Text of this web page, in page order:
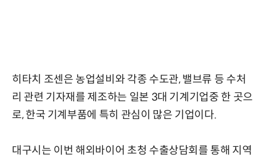
히타치 조센은 농업설비와 각종 수도관, 밸브류 등 수처
리 관련 기자재를 제조하는 일본 3대 기계기업중 한 곳으
로, 한국 기계부품에 특히 관심이 많은 기업이다.
대구시는 이번 해외바이어 초청 수출상담회를 통해 지역